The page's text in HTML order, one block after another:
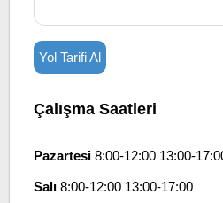
Yol Tarifi Al
Çalışma Saatleri
Pazartesi8:00-12:00 13:00-
Salı8:00-12:00 13:00-17:00